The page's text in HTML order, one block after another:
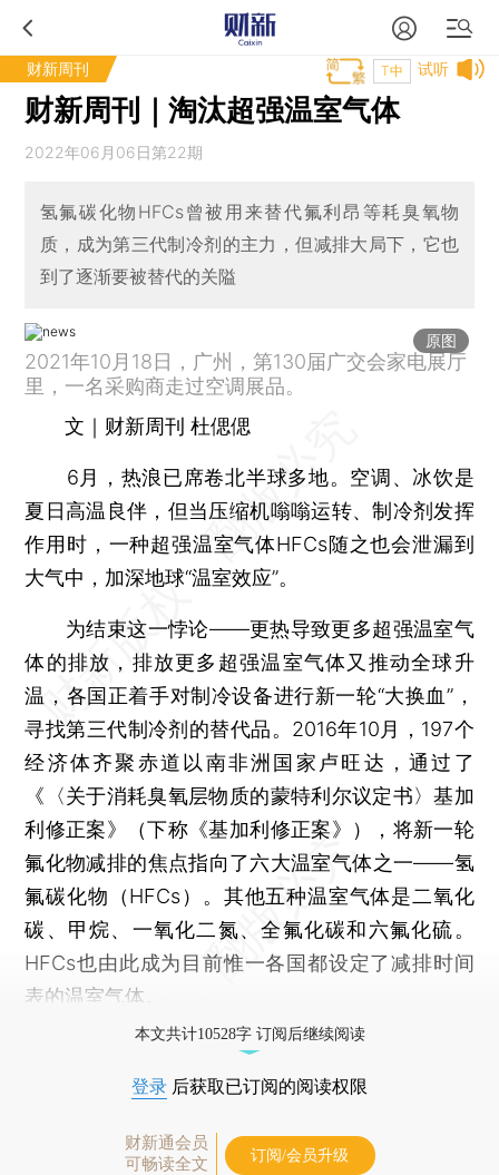
财新周刊 试听
T中
财新周刊｜淘汰超强温室气体
2022年06月06日第22期
氢氟碳化物HFCs曾被用来替代氟利昂等耗臭氧物
质，成为第三代制冷剂的主力，但减排大局下，它也
到了逐渐要被替代的关隘
原图
2021年10月18日，广州，第130届广交会家电展厅
里，一名采购商走过空调展品。
文｜财新周刊 杜偲偲
6月，热浪已席卷北半球多地。空调、冰饮是
夏日高温良伴，但当压缩机嗡嗡运转、制冷剂发挥
作用时，一种超强温室气体HFCs随之也会泄漏到
大气中，加深地球“温室效应”。
为结束这一悖论——更热导致更多超强温室气
体的排放，排放更多超强温室气体又推动全球升
温，各国正着手对制冷设备进行新一轮“大换血”，
寻找第三代制冷剂的替代品。2016年10月，197个
经济体齐聚赤道以南非洲国家卢旺达，通过了
《〈关于消耗臭氧层物质的蒙特利尔议定书〉基加
利修正案》（下称《基加利修正案》），将新一轮
氟化物减排的焦点指向了六大温室气体之一——氢
氟碳化物（HFCs）。其他五种温室气体是二氧化
碳、甲烷、一氧化二氮、全氟化碳和六氟化硫。
HFCs也由此成为目前惟一各国都设定了减排时间
表的温室气体。
本文共计10528字 订阅后继续阅读
登录 后获取已订阅的阅读权限
财新通会员
可畅读全文
订阅/会员升级